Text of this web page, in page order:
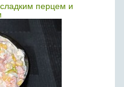
перцем и